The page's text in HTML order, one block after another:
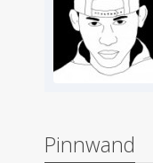
Pinnwand